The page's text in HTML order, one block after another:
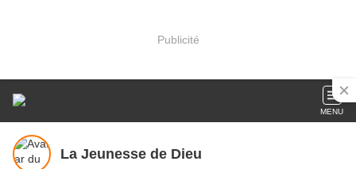
Publicité
MENU
La Jeunesse de Dieu